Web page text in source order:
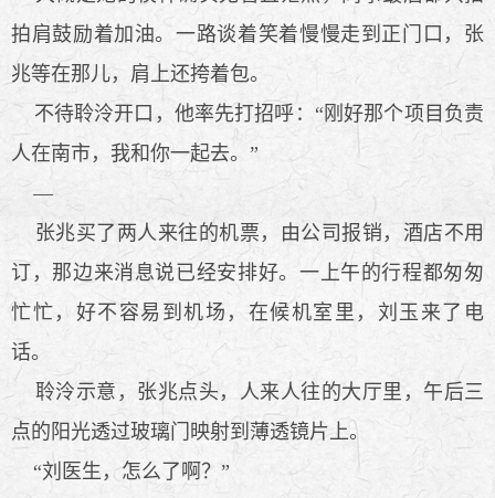
拍肩鼓励着加油。一路谈着笑着慢慢走到正门口，张
兆等在那儿，肩上还挎着包。
不待聆泠开口，他率先打招呼：“刚好那个项目负责
人在南市，我和你一起去。”
—
张兆买了两人来往的机票，由公司报销，酒店不用
订，那边来消息说已经安排好。一上午的行程都匆匆
忙忙，好不容易到机场，在候机室里，刘玉来了电
话。
聆泠示意，张兆点头，人来人往的大厅里，午后三
点的阳光透过玻璃门映射到薄透镜片上。
“刘医生，怎么了啊？”